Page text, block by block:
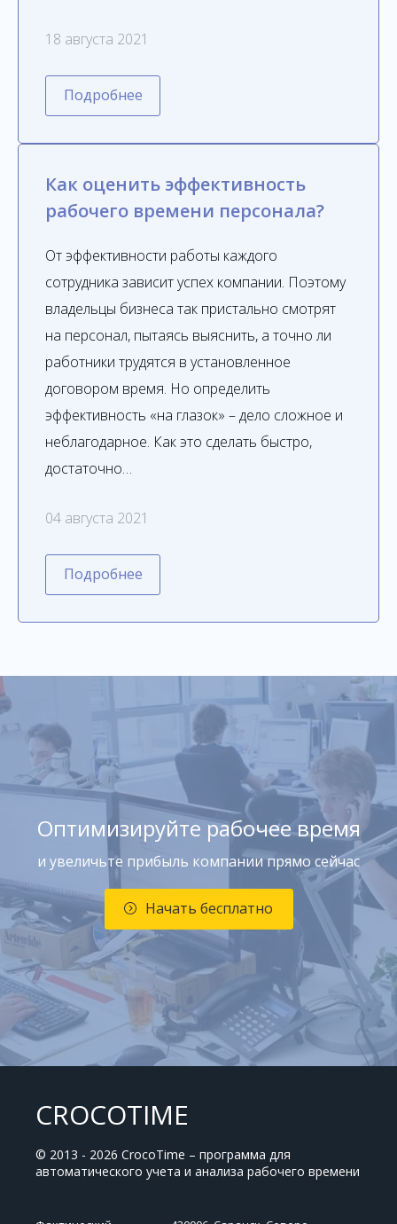
18 августа 2021
Подробнее
Как оценить эффективность
рабочего времени персонала?
От эффективности работы каждого
сотрудника зависит успех компании. Поэтому
владельцы бизнеса так пристально смотрят
на персонал, пытаясь выяснить, а точно ли
работники трудятся в установленное
договором время. Но определить
эффективность «на глазок» – дело сложное и
неблагодарное. Как это сделать быстро,
достаточно…
04 августа 2021
Подробнее
Оптимизируйте рабочее время
и увеличьте прибыль компании прямо сейчас
Начать бесплатно
CROCOTIME
© 2013 - 2026 CrocoTime – программа для
автоматического учета и анализа рабочего времени